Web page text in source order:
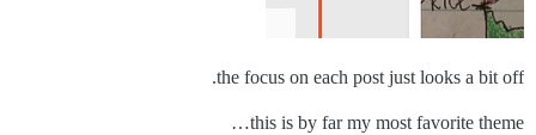
the focus on each post just looks a bit off.
this is by far my most favorite theme…